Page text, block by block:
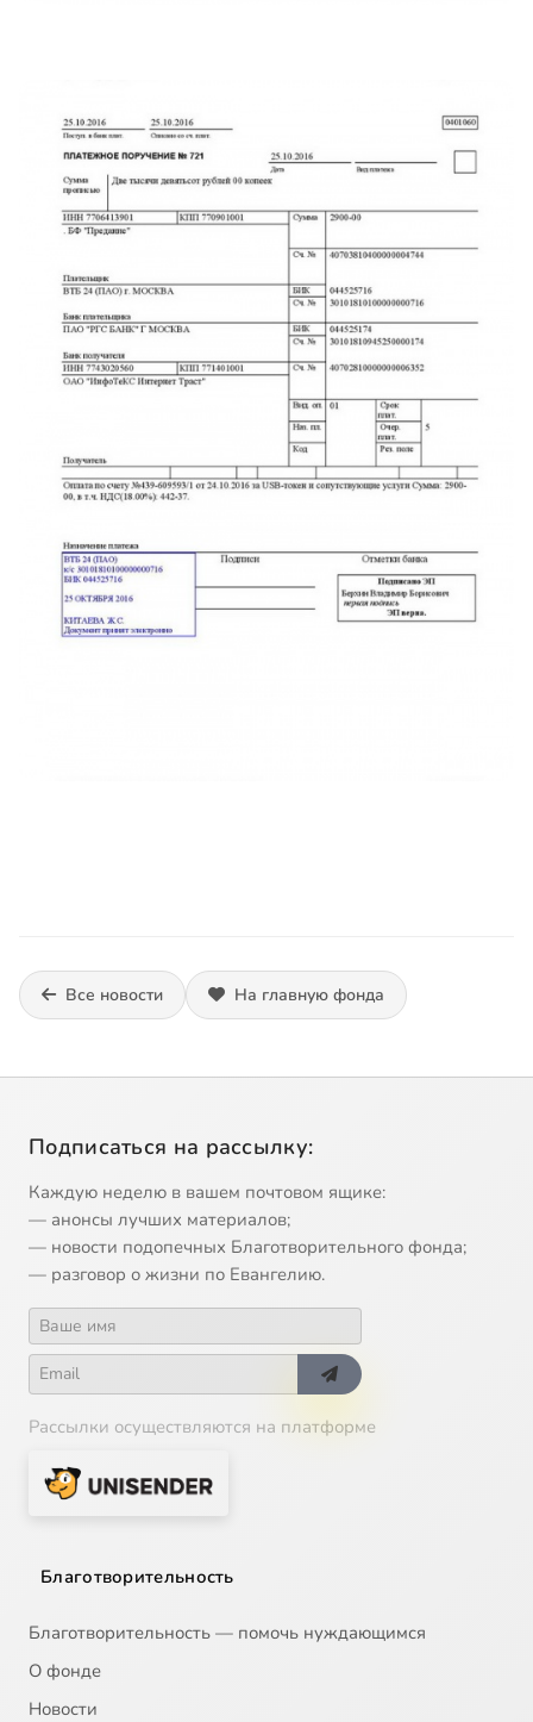
Все новости На главную фонда
Подписаться на рассылку:
Каждую неделю в вашем почтовом ящике:
— анонсы лучших материалов;
— новости подопечных Благотворительного фонда;
— разговор о жизни по Евангелию.
Рассылки осуществляются на платформе
Благотворительность
Благотворительность — помочь нуждающимся
О фонде
Новости